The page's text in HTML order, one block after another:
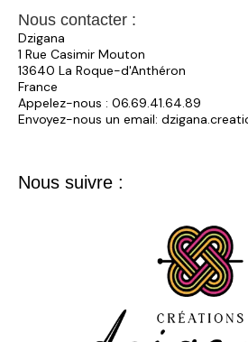
Nous contacter :
Dzigana
1 Rue Casimir Mouton
13640 La Roque-d'Anthéron
France
Appelez-nous : 06.69.41.64.89
Envoyez-nous un email:
Nous suivre :